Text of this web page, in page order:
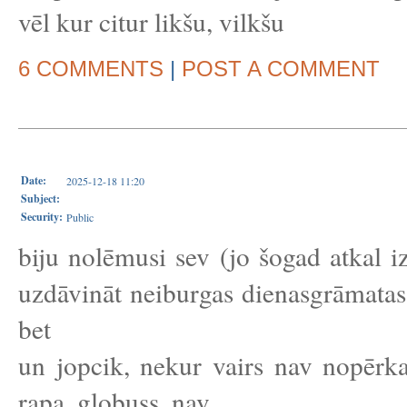
vēl kur citur likšu, vilkšu
6 COMMENTS | POST A COMMENT
Date: 2025-12-18 11:20
Subject:
Security: Public
biju nolēmusi sev (jo šogad atkal
uzdāvināt neiburgas
bet
un jopcik, nekur vairs nav